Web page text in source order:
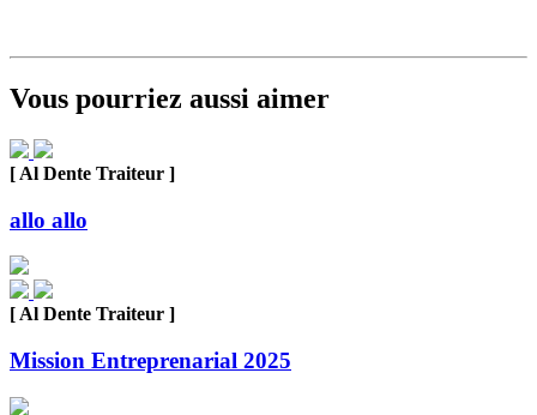
Vous pourriez aussi aimer
[ Al Dente Traiteur ]
allo allo
[ Al Dente Traiteur ]
Mission Entreprenarial 2025